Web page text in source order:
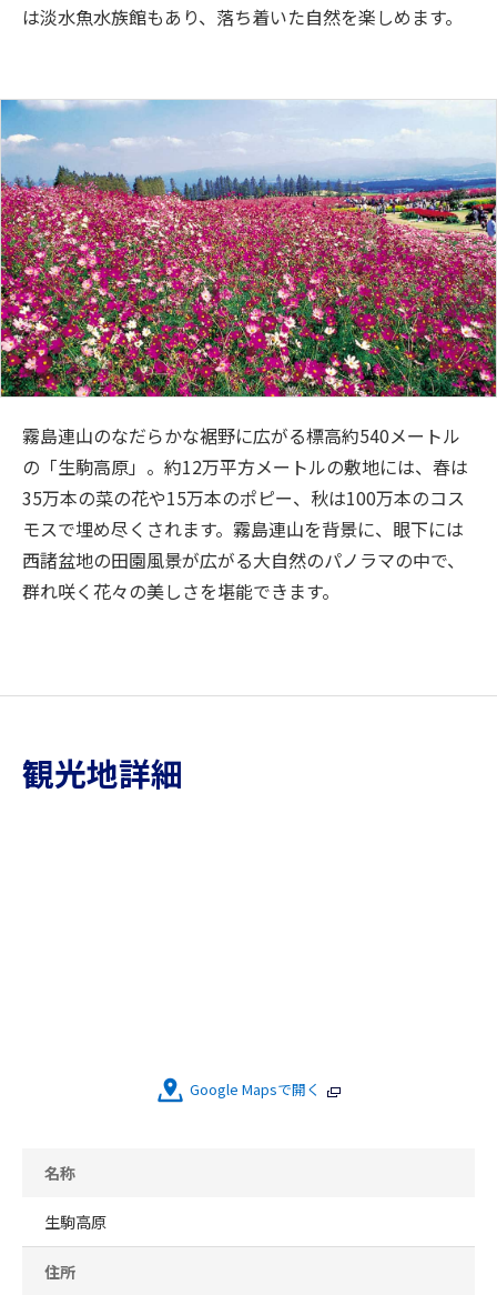
は淡水魚水族館もあり、落ち着いた自然を楽しめます。
霧島連山のなだらかな裾野に広がる標高約540メートル
の「生駒高原」。約12万平方メートルの敷地には、春は
35万本の菜の花や15万本のポピー、秋は100万本のコス
モスで埋め尽くされます。霧島連山を背景に、眼下には
西諸盆地の田園風景が広がる大自然のパノラマの中で、
群れ咲く花々の美しさを堪能できます。
観光地詳細
Google Mapsで開く
名称
生駒高原
住所